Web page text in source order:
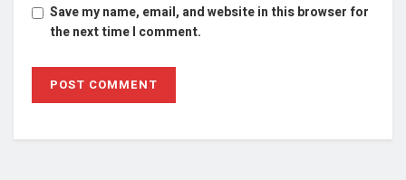
Save my name, email, and website in this browser for
the next time I comment.